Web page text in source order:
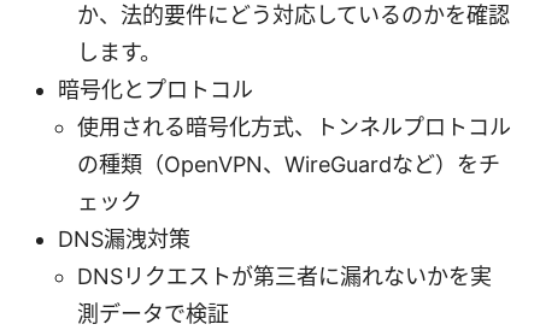
か、法的要件にどう対応しているのかを確認
します。
暗号化とプロトコル
使用される暗号化方式、トンネルプロトコル
の種類（OpenVPN、WireGuardなど）をチ
ェック
DNS漏洩対策
DNSリクエストが第三者に漏れないかを実
測データで検証